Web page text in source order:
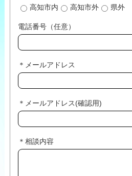
高知市内
高知市外 県外
電話番号（任意）
＊メールアドレス
＊メールアドレス(確認用)
＊相談内容